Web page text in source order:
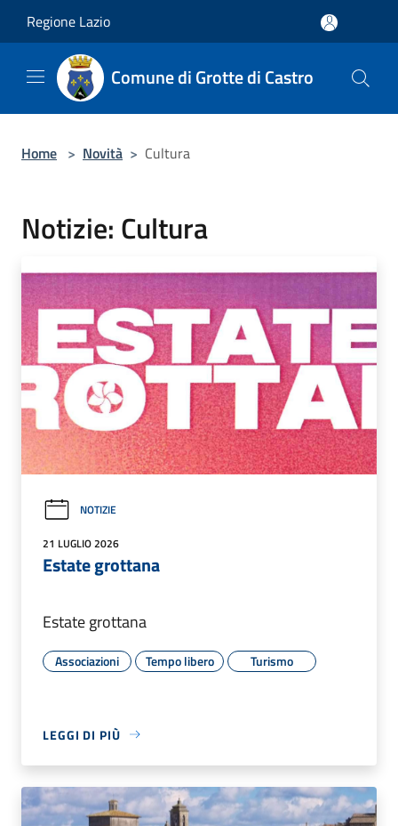
Regione Lazio
Comune di Grotte di Castro
Home > Novità > Cultura
Notizie: Cultura
NOTIZIE
21 LUGLIO 2026
Estate grottana
Estate grottana
Associazioni Tempo libero Turismo
LEGGI DI PIÙ